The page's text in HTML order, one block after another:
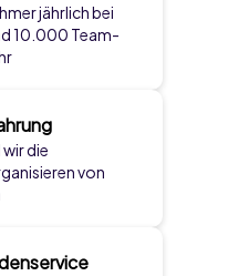
jährlich bei
10.000 Team-
wir die
von